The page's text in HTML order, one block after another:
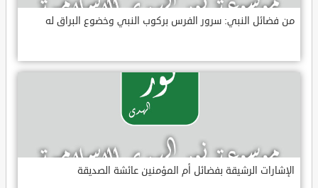
من فضائل النبي: سرور الفرس بركوب النبي وخضوع البراق له
الإشارات الرشيقة بفضائل أم المؤمنين عائشة الصديقة